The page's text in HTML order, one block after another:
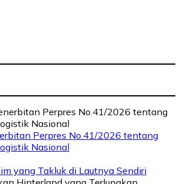
Perpres No.41/2026 tentang
Nasional
yang Takluk di Lautnya Sendiri